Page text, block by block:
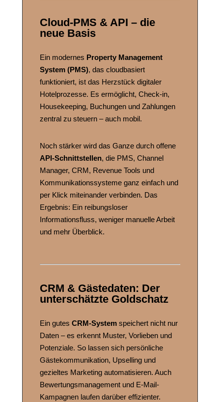
Cloud-PMS & API – die
neue Basis
Ein modernes Property Management
System (PMS), das cloudbasiert
funktioniert, ist das Herzstück digitaler
Hotelprozesse. Es ermöglicht, Check-in,
Housekeeping, Buchungen und Zahlungen
zentral zu steuern – auch mobil.
Noch stärker wird das Ganze durch offene
API-Schnittstellen, die PMS, Channel
Manager, CRM, Revenue Tools und
Kommunikationssysteme ganz einfach und
per Klick miteinander verbinden. Das
Ergebnis: Ein reibungsloser
Informationsfluss, weniger manuelle Arbeit
und mehr Überblick.
CRM & Gästedaten: Der
unterschätzte Goldschatz
Ein gutesCRM-System speichert nicht nur
Daten – es erkennt Muster, Vorlieben und
Potenziale. So lassen sich persönliche
Gästekommunikation, Upselling und
gezieltes Marketing automatisieren. Auch
Bewertungsmanagement und E-Mail-
Kampagnen laufen darüber effizienter.